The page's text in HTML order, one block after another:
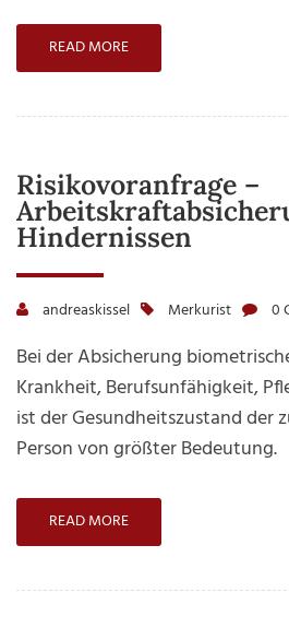
READ MORE
Risikovoranfrage –
Hindernissen
andreaskissel Merkurist 0
Bei der Absicherung
Krankheit, Berufsunfähigkeit,
ist der Gesundheitszustand der
Person von größter Bedeutung.
READ MORE